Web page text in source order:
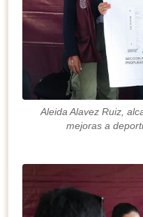
Aleida Alavez Ruiz,
mejoras a